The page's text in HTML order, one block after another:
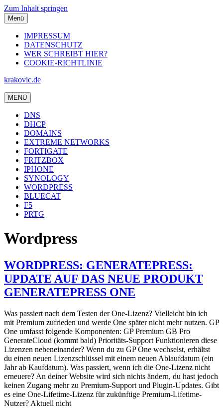
Zum Inhalt springen
Menü
IMPRESSUM
DATENSCHUTZ
WER SCHREIBT HIER?
COOKIE-RICHTLINIE
krakovic.de
MENÜ
DNS
DHCP
DOMAINS
EXTREME NETWORKS
FORTIGATE
FRITZBOX
IPHONE
SYNOLOGY
WORDPRESS
BLUECAT
F5
PRTG
Wordpress
WORDPRESS: GENERATEPRESS:
UPDATE AUF DAS NEUE PRODUKT
GENERATEPRESS ONE
Was passiert nach dem Testen der One-Lizenz? Vielleicht bin ich
mit Premium zufrieden und werde One später nicht mehr nutzen. GP
One umfasst folgende Komponenten: GP Premium GB Pro
GenerateCloud (kommt bald) Prioritäts-Support Funktionieren diese
Lizenzen nebeneinander? Wenn du zu GP One wechselst, erhältst
du einen neuen Lizenzschlüssel mit einem neuen Ablaufdatum (ein
Jahr ab Kaufdatum). Was passiert, wenn ich die One-Lizenz nicht
erneuere? An deiner Website wird sich nichts ändern, du hast jedoch
keinen Zugang mehr zu Premium-Support und Plugin-Updates. Gibt
es eine One-Lifetime-Lizenz für zukünftige Premium-Lifetime-
Nutzer? Aktuell nicht